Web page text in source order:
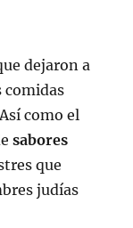
dejaron a
comidas
como el
sabores
que
judías